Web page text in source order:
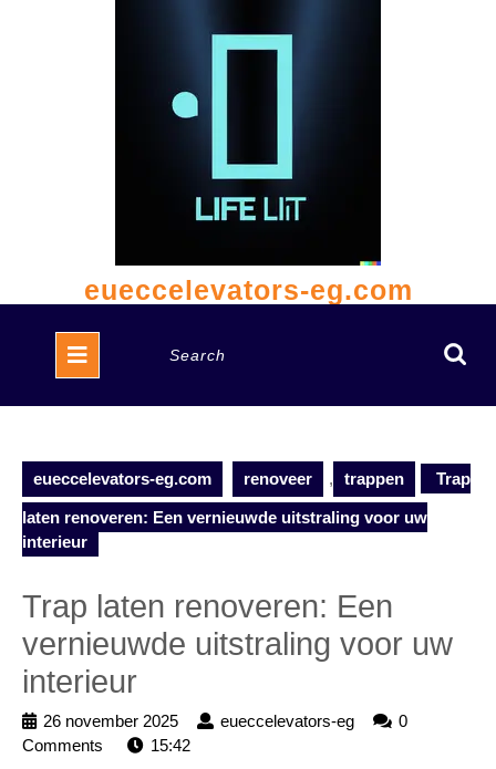
eueccelevators-eg.com
Open
Button
eueccelevators-eg.com renoveer , trappen Trap
laten renoveren: Een vernieuwde uitstraling voor uw
interieur
Trap laten renoveren: Een
vernieuwde uitstraling voor uw
interieur
26 november 2025
26
november
eueccelevators-eg
eueccelevators-
0
Comments
15:42